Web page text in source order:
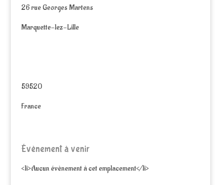
26 rue Georges Martens
Marquette-lez-Lille
59520
France
Évènement à venir
<li>Aucun évènement à cet emplacement</li>